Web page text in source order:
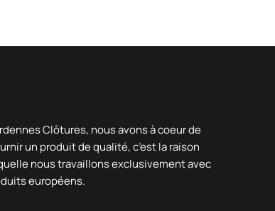
Clôtures, nous avons à coeur de
un produit de qualité, c’est la raison
nous travaillons exclusivement avec
européens.